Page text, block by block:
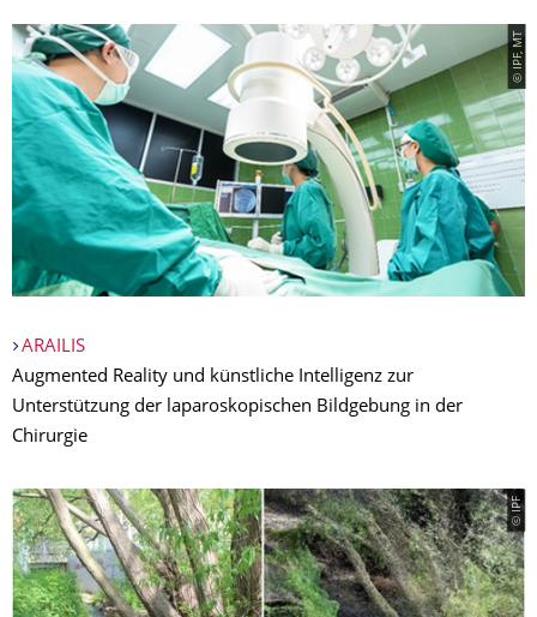
© IPF, MT
ARAILIS
Augmented Reality und künstliche Intelligenz zur
Unterstützung der laparoskopischen Bildgebung in der
Chirurgie
© IPF